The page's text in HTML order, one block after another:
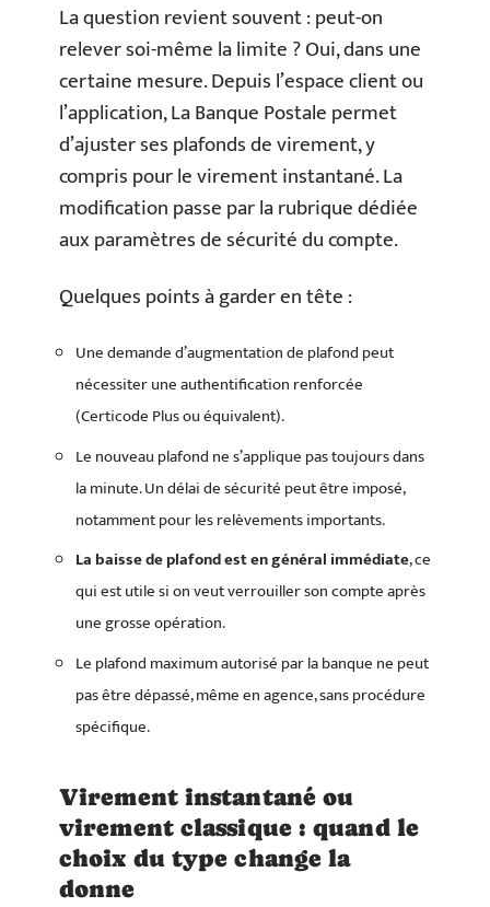
La question revient souvent : peut-on
relever soi-même la limite ? Oui, dans une
certaine mesure. Depuis l’espace client ou
l’application, La Banque Postale permet
d’ajuster ses plafonds de virement, y
compris pour le virement instantané. La
modification passe par la rubrique dédiée
aux paramètres de sécurité du compte.
Quelques points à garder en tête :
Une demande d’augmentation de plafond peut
nécessiter une authentification renforcée
(Certicode Plus ou équivalent).
Le nouveau plafond ne s’applique pas toujours dans
la minute. Un délai de sécurité peut être imposé,
notamment pour les relèvements importants.
La baisse de plafond est en général immédiate, ce
qui est utile si on veut verrouiller son compte après
une grosse opération.
Le plafond maximum autorisé par la banque ne peut
pas être dépassé, même en agence, sans procédure
spécifique.
Virement instantané ou
virement classique : quand le
choix du type change la
donne